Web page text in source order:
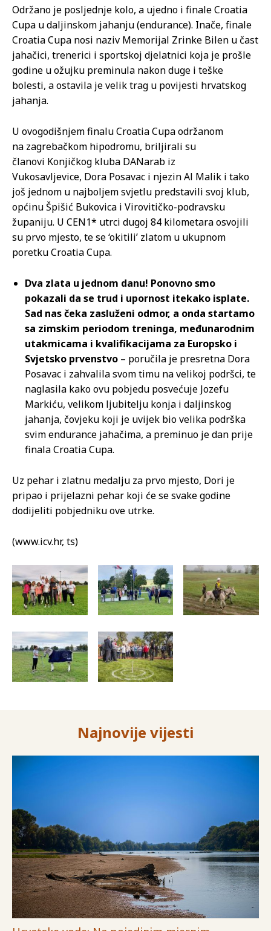
Održano je posljednje kolo, a ujedno i finale Croatia
Cupa u daljinskom jahanju (endurance). Inače, finale
Croatia Cupa nosi naziv Memorijal Zrinke Bilen u čast
jahačici, trenerici i sportskoj djelatnici koja je prošle
godine u ožujku preminula nakon duge i teške
bolesti, a ostavila je velik trag u povijesti hrvatskog
jahanja.
U ovogodišnjem finalu Croatia Cupa održanom
na zagrebačkom hipodromu, briljirali su
članovi Konjičkog kluba DANarab iz
Vukosavljevice, Dora Posavac i njezin Al Malik i tako
još jednom u najboljem svjetlu predstavili svoj klub,
općinu Špišić Bukovica i Virovitičko-podravsku
županiju. U CEN1* utrci dugoj 84 kilometara osvojili
su prvo mjesto, te se ‘okitili’ zlatom u ukupnom
poretku Croatia Cupa.
Dva zlata u jednom danu! Ponovno smo
pokazali da se trud i upornost itekako isplate.
Sad nas čeka zasluženi odmor, a onda startamo
sa zimskim periodom treninga, međunarodnim
utakmicama i kvalifikacijama za Europsko i
Svjetsko prvenstvo – poručila je presretna Dora
Posavac i zahvalila svom timu na velikoj podršci, te
naglasila kako ovu pobjedu posvećuje Jozefu
Markiću, velikom ljubitelju konja i daljinskog
jahanja, čovjeku koji je uvijek bio velika podrška
svim endurance jahačima, a preminuo je dan prije
finala Croatia Cupa.
Uz pehar i zlatnu medalju za prvo mjesto, Dori je
pripao i prijelazni pehar koji će se svake godine
dodijeliti pobjedniku ove utrke.
(www.icv.hr, ts)
Najnovije vijesti